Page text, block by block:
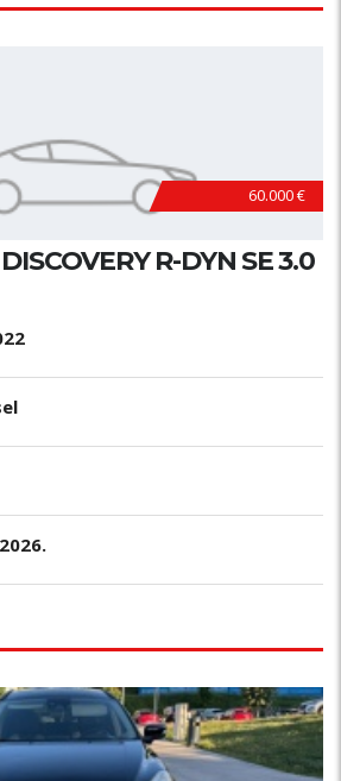
60.000 €
R-DYN SE 3.0